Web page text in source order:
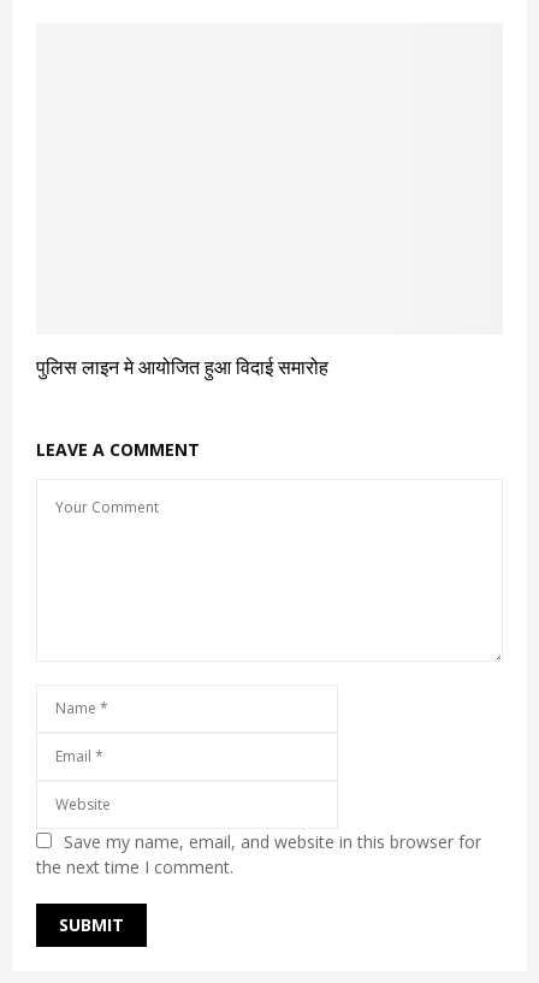
पुलिस लाइन मे आयोजित हुआ विदाई समारोह
LEAVE A COMMENT
Save my name, email, and website in this browser for
the next time I comment.